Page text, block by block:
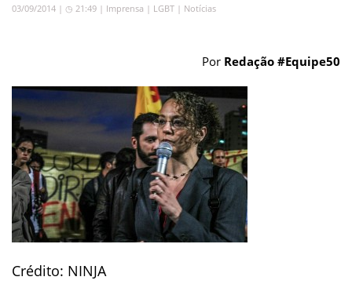
03/09/2014 | ◷ 21:49 | Imprensa | LGBT | Notícias
Por Redação #Equipe50
Crédito: NINJA